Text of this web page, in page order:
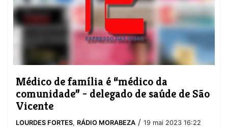
Médico de família é “médico da
comunidade” - delegado de saúde de São
Vicente
LOURDES FORTES, RÁDIO MORABEZA / 19 mai 2023 16:22